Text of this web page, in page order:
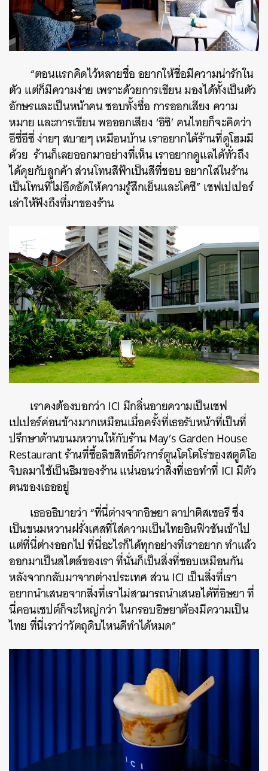
“ตอนแรกคิดไว้หลายชื่อ อยากให้ชื่อมีความน่ารักใน
ตัว แต่ก็มีความง่าย เพราะด้วยการเขียน มองได้ทั้งเป็นตัว
อักษรและเป็นหน้าคน ชอบทั้งชื่อ การออกเสียง ความ
หมาย และการเขียน พอออกเสียง ‘อิซิ’ คนไทยก็จะคิดว่า
อีซี่อีซี่ ง่ายๆ สบายๆ เหมือนบ้าน เราอยากได้ร้านที่ดูโฮมมี
ด้วย ร้านก็เลยออกมาอย่างที่เห็น เราอยากดูแลได้ทั่วถึง
ได้คุยกับลูกค้า ส่วนโทนสีฟ้าเป็นสีที่ชอบ อยากใส่ในร้าน
เป็นโทนที่ไม่อึดอัดให้ความรู้สึกเย็นและโคซี” เชฟเปเปอร์
เล่าให้ฟังถึงที่มาของร้าน
เราคงต้องบอกว่า ICI มีกลิ่นอายความเป็นเชฟ
เปเปอร์ค่อนข้างมากเหมือนเมื่อครั้งที่เธอรับหน้าที่เป็นที่
ปรึกษาด้านขนมหวานให้กับร้านMay’s Garden House
Restaurant ร้านที่ซื้อลิขสิทธิ์ตัวการ์ตูนโตโตโร่ของสตูดิโอ
จิบลมาใช้เป็นธีมของร้าน แน่นอนว่าสิ่งที่เธอทำที่ ICI มีตัว
ตนของเธออยู่
เธออธิบายว่า “ที่นี่ต่างจากอิษยา ลาปาติสเซอรีซึ่ง
เป็นขนมหวานฝรั่งเศสที่ใส่ความเป็นไทยอินฟิวชันเข้าไป
แต่ที่นี่ต่างออกไป ที่นี่อะไรก็ได้ทุกอย่างที่เราอยาก ทำแล้ว
ออกมาเป็นสไตล์ของเรา ที่นั่นก็เป็นสิ่งที่ชอบเหมือนกัน
หลังจากกลับมาจากต่างประเทศ ส่วน ICI เป็นสิ่งที่เรา
อยากนำเสนอจากสิ่งที่เราไม่สามารถนำเสนอได้ที่อิษยา ที่
นี่คอนเซปต์ก็จะใหญ่กว่า ในกรอบอิษยาต้องมีความเป็น
ไทย ที่นี่เราว่าวัตถุดิบไหนดีทำได้หมด”